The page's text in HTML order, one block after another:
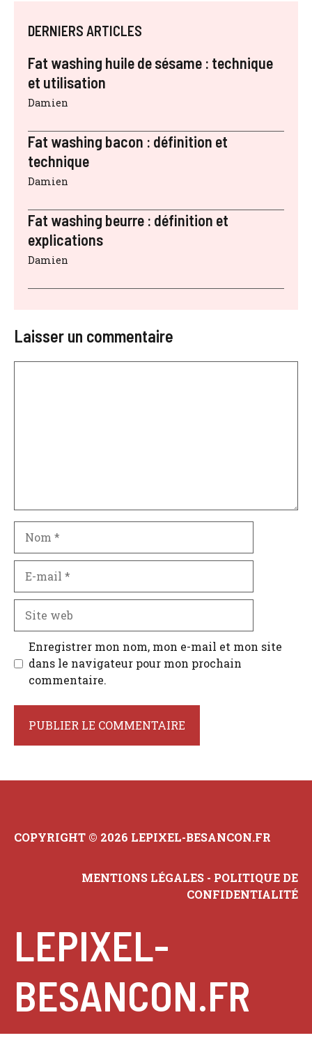
DERNIERS ARTICLES
Fat washing huile de sésame : technique
et utilisation
Damien
Fat washing bacon : définition et
technique
Damien
Fat washing beurre : définition et
explications
Damien
Laisser un commentaire
mail
web
Enregistrer mon nom, mon e-mail et mon site
dans le navigateur pour mon prochain
commentaire.
COPYRIGHT © 2026 LEPIXEL-BESANCON.FR
MENTIONS LÉGALES - POLITIQUE DE
CONFIDENTIALITÉ
LEPIXEL-
BESANCON.FR